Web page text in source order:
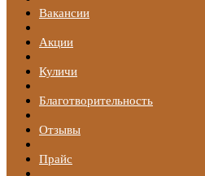
Вакансии
Акции
Куличи
Благотворительность
Отзывы
Прайс